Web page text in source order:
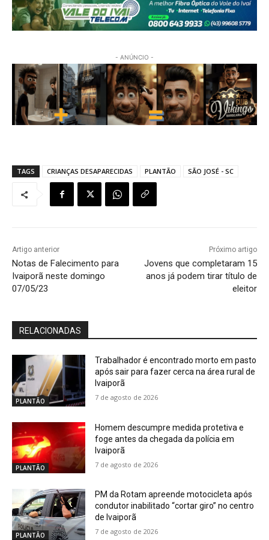
- ANÚNCIO -
TAGS CRIANÇAS DESAPARECIDAS PLANTÃO SÃO JOSÉ - SC
Artigo anterior
Notas de Falecimento para
Ivaiporã neste domingo
07/05/23
Próximo artigo
Jovens que completaram 15
anos já podem tirar título de
eleitor
RELACIONADAS
PLANTÃO
Trabalhador é encontrado morto em pasto
após sair para fazer cerca na área rural de
Ivaiporã
7 de agosto de 2026
PLANTÃO
Homem descumpre medida protetiva e
foge antes da chegada da polícia em
Ivaiporã
7 de agosto de 2026
PLANTÃO
PM da Rotam apreende motocicleta após
condutor inabilitado “cortar giro” no centro
de Ivaiporã
7 de agosto de 2026